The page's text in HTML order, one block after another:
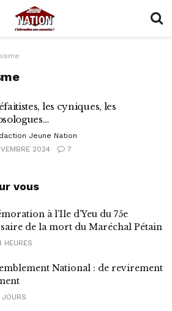
les cyniques, les
Jeune Nation
2024
7
vous
à l’Ile d’Yeu du 75e
de la mort du Maréchal Pétain
HEURES
National : de revirement